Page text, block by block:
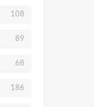
108
89
68
186